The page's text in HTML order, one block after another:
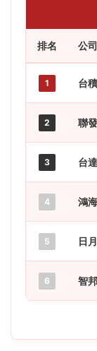
排名 公司
1 台
2 聯
3 台
4 鴻海
5 日
6 智邦